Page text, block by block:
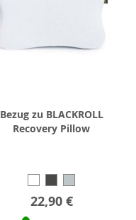
Bezug zu BLACKROLL
Recovery Pillow
22,90 €